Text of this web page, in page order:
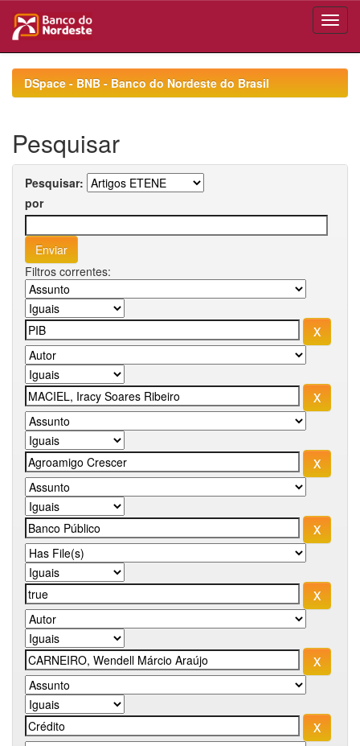
navigationDSpace - BNB - Banco do Nordeste do Brasil
Pesquisar
Pesquisar:
por
Filtros correntes: